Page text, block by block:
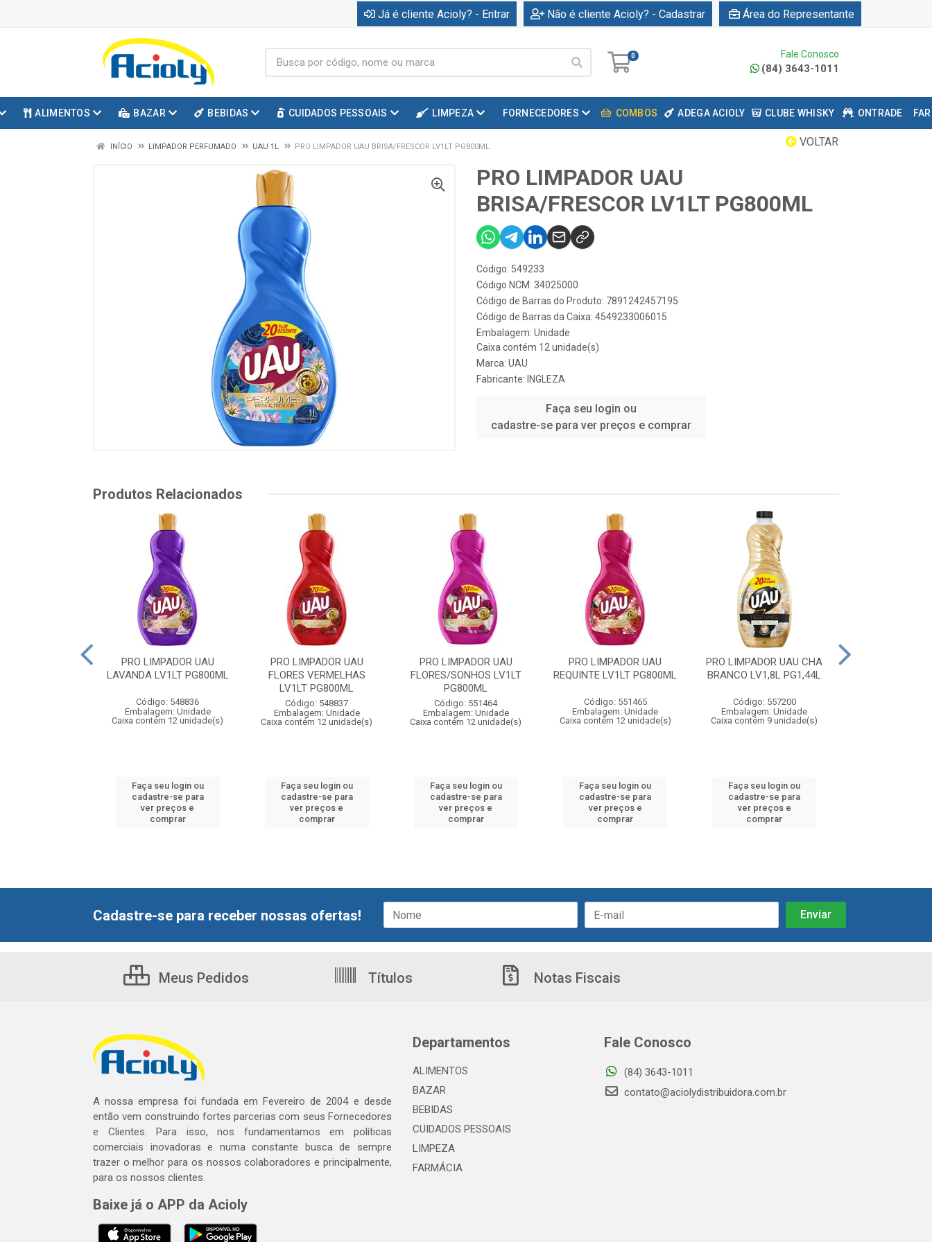
Já é cliente Acioly? - Entrar Não é cliente Acioly? - Cadastrar Área do Representante
0 Fale Conosco
(84) 3643-1011
ALIMENTOS BAZAR BEBIDAS CUIDADOS PESSOAIS LIMPEZA FORNECEDORES COMBOS ADEGA ACIOLY CLUBE WHISKY ONTRADE
VOLTAR
INÍCIO LIMPADOR PERFUMADO UAU 1L PRO LIMPADOR UAU BRISA/FRESCOR LV1LT PG800ML
PRO LIMPADOR UAU
BRISA/FRESCOR LV1LT PG800ML
Código: 549233
Código NCM: 34025000
Código de Barras do Produto: 7891242457195
Código de Barras da Caixa: 4549233006015
Embalagem: Unidade
Caixa contém 12 unidade(s)
Marca: UAU
Fabricante: INGLEZA
Faça seu login ou
cadastre-se para ver preços e comprar
Produtos Relacionados
PRO LIMPADOR UAU
LAVANDA LV1LT PG800ML
Código: 548836
Embalagem: Unidade
Caixa contém 12 unidade(s)
Faça seu login ou
cadastre-se para
ver preços e
comprar
PRO LIMPADOR UAU
FLORES VERMELHAS
LV1LT PG800ML
Código: 548837
Embalagem: Unidade
Caixa contém 12 unidade(s)
Faça seu login ou
cadastre-se para
ver preços e
comprar
PRO LIMPADOR UAU
FLORES/SONHOS LV1LT
PG800ML
Código: 551464
Embalagem: Unidade
Caixa contém 12 unidade(s)
Faça seu login ou
cadastre-se para
ver preços e
comprar
PRO LIMPADOR UAU
REQUINTE LV1LT PG800ML
Código: 551465
Embalagem: Unidade
Caixa contém 12 unidade(s)
Faça seu login ou
cadastre-se para
ver preços e
comprar
PRO LIMPADOR UAU CHA
BRANCO LV1,8L PG1,44L
Código: 557200
Embalagem: Unidade
Caixa contém 9 unidade(s)
Faça seu login ou
cadastre-se para
ver preços e
comprar
Cadastre-se para receber nossas ofertas!
Meus Pedidos Títulos Notas Fiscais
A nossa empresa foi fundada em Fevereiro de 2004 e desde
então vem construindo fortes parcerias com seus Fornecedores
e Clientes. Para isso, nos fundamentamos em políticas
comerciais inovadoras e numa constante busca de sempre
trazer o melhor para os nossos colaboradores e principalmente,
para os nossos clientes.
Baixe já o APP da Acioly
Departamentos
ALIMENTOS
BAZAR
BEBIDAS
CUIDADOS PESSOAIS
LIMPEZA
FARMÁCIA
Fale Conosco
(84) 3643-1011
contato@aciolydistribuidora.com.br